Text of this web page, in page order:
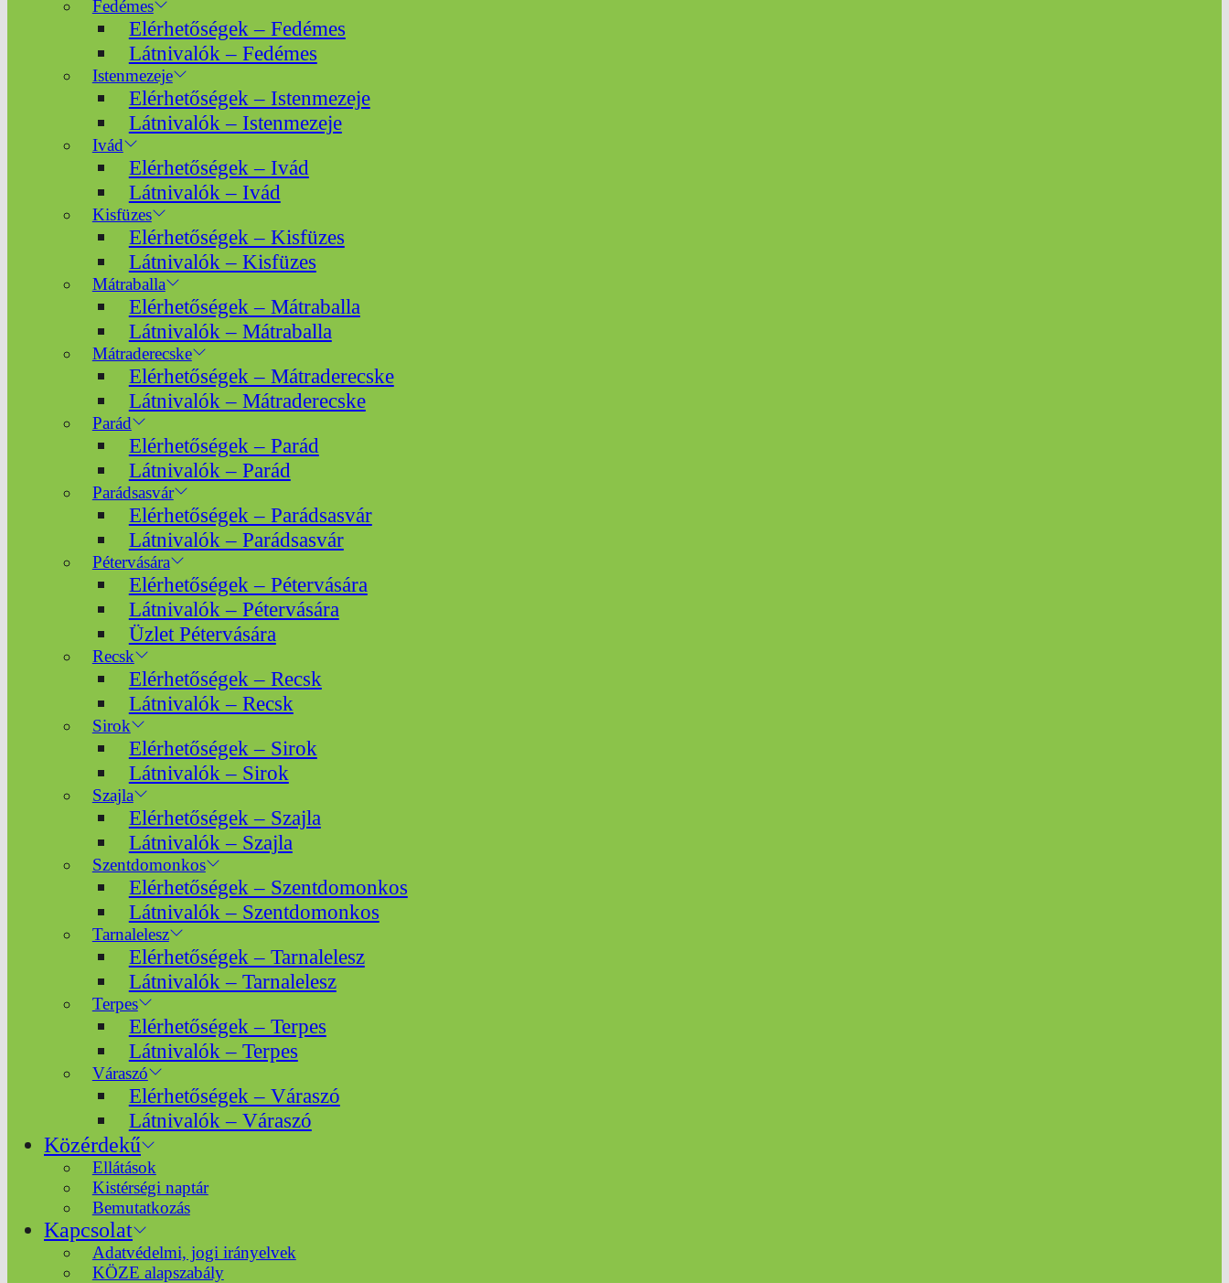
Fedémes
Elérhetőségek – Fedémes
Látnivalók – Fedémes
Istenmezeje
Elérhetőségek – Istenmezeje
Látnivalók – Istenmezeje
Ivád
Elérhetőségek – Ivád
Látnivalók – Ivád
Kisfüzes
Elérhetőségek – Kisfüzes
Látnivalók – Kisfüzes
Mátraballa
Elérhetőségek – Mátraballa
Látnivalók – Mátraballa
Mátraderecske
Elérhetőségek – Mátraderecske
Látnivalók – Mátraderecske
Parád
Elérhetőségek – Parád
Látnivalók – Parád
Parádsasvár
Elérhetőségek – Parádsasvár
Látnivalók – Parádsasvár
Pétervására
Elérhetőségek – Pétervására
Látnivalók – Pétervására
Üzlet Pétervására
Recsk
Elérhetőségek – Recsk
Látnivalók – Recsk
Sirok
Elérhetőségek – Sirok
Látnivalók – Sirok
Szajla
Elérhetőségek – Szajla
Látnivalók – Szajla
Szentdomonkos
Elérhetőségek – Szentdomonkos
Látnivalók – Szentdomonkos
Tarnalelesz
Elérhetőségek – Tarnalelesz
Látnivalók – Tarnalelesz
Terpes
Elérhetőségek – Terpes
Látnivalók – Terpes
Váraszó
Elérhetőségek – Váraszó
Látnivalók – Váraszó
Közérdekű
Ellátások
Kistérségi naptár
Bemutatkozás
Kapcsolat
Adatvédelmi, jogi irányelvek
KÖZE alapszabály